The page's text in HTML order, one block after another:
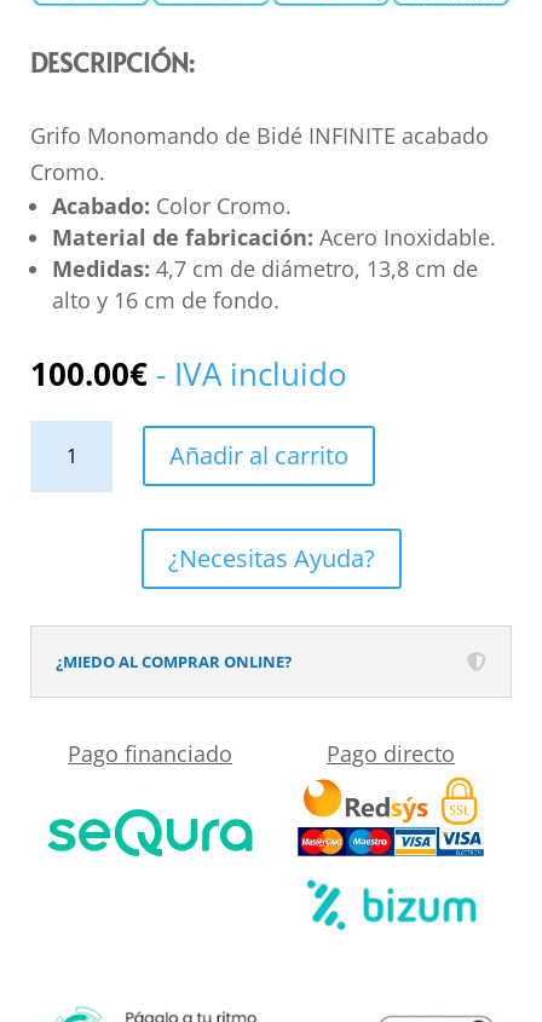
DESCRIPCIÓN:
Grifo Monomando de Bidé INFINITE acabado
Cromo.
Acabado: Color Cromo.
Material de fabricación: Acero Inoxidable.
Medidas: 4,7 cm de diámetro, 13,8 cm de
alto y 16 cm de fondo.
100.00€ - IVA incluido
Cromo
cantidad
Añadir al carrito
¿Necesitas Ayuda?
¿MIEDO AL COMPRAR ONLINE?
Pago financiado Pago directo